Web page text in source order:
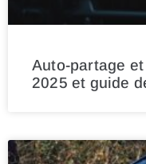
Auto-partage
2025 et guide